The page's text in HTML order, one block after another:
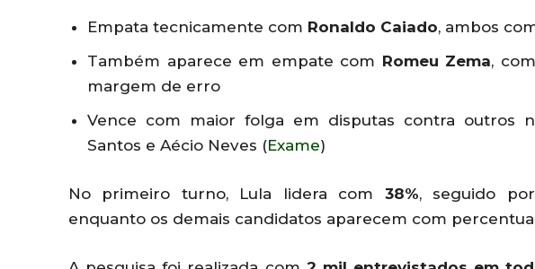
Empata tecnicamente com Ronaldo Caiado, ambos
Também aparece em empate com Romeu Zema,
margem de erro
Vence com maior folga em disputas contra outros
Santos e Aécio Neves (Exame)
No primeiro turno, Lula lidera com 38%, seguido
enquanto os demais candidatos aparecem com